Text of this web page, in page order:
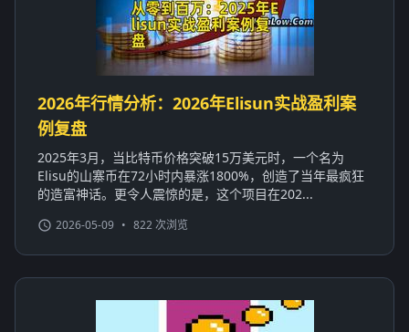
2026年行情分析：2026年Elisun实战盈利案
例复盘
2025年3月，当比特币价格突破15万美元时，一个名为
Elisu的山寨币在72小时内暴涨1800%，创造了当年最疯狂
的造富神话。更令人震惊的是，这个项目在202...
2026-05-09 • 822 次浏览